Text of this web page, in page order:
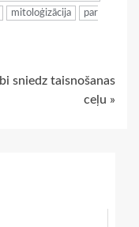
mitoloģizācija
par
sniedz taisnošanas
ceļu »